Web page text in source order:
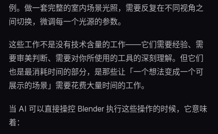
例。做一套完整的室内场景光照，需要反复在不同视角之
间切换，微调每一个光源的参数。
这些工作不是没有技术含量的工作——它们需要经验、需
要审美判断、需要对你所使用的工具的深刻理解。但它们
也是最消耗时间的部分，是那些让「一个想法变成一个可
展示的场景」需要花费大量时间的工作。
当 AI 可以直接操控 Blender 执行这些操作的时候，它意味
着：